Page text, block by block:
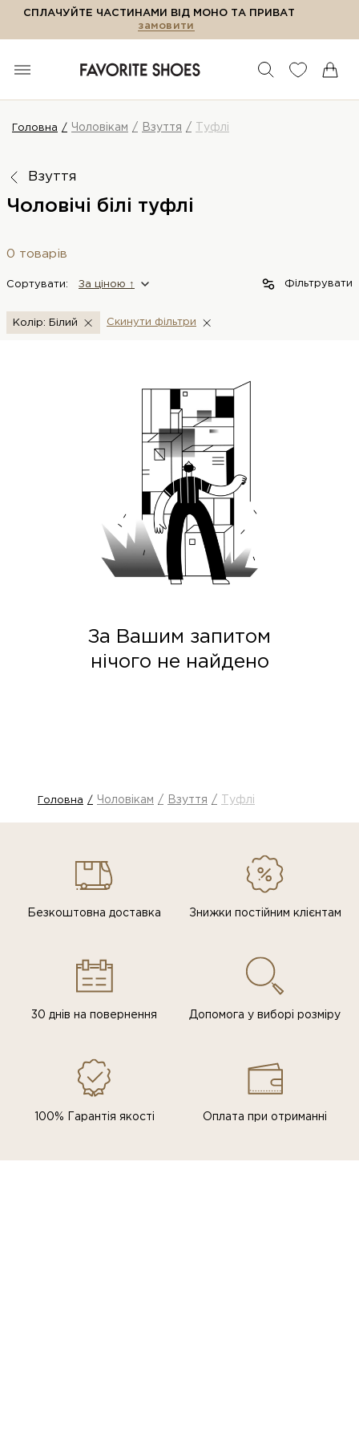
СПЛАЧУЙТЕ ЧАСТИНАМИ ВІД МОНО ТА ПРИВАТ
замовити
Головна Чоловікам Взуття Туфлі
Взуття
Чоловічі білі туфлі
0 товарів
Сортувати: За цiною ↑ Фільтрувати
Колір: Білий Скинути фiльтри
За Вашим запитом
нічого не найдено
Головна Чоловікам Взуття Туфлі
Безкоштовна доставка Знижки постiйним клiєнтам
30 днів на повернення Допомога у виборі розміру
100% Гарантія якості Оплата при отриманні